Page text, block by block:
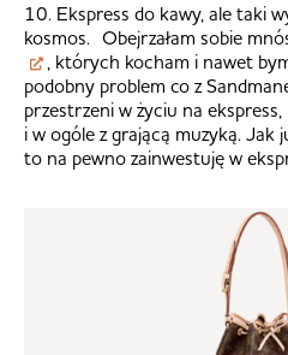
10. Ekspress do kawy, ale taki
kosmos. Obejrzałam sobie
, których kocham i nawet
podobny problem co z
przestrzeni w życiu na
i w ogóle z grającą muzyką. Jak
to na pewno zainwestuję w